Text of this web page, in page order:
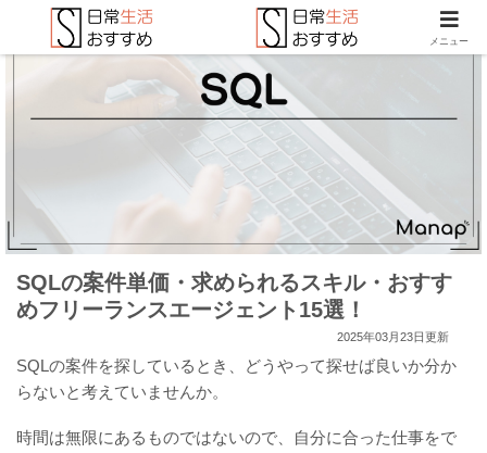
SQLの案件単価・求められるスキル・おすす
めフリーランスエージェント15選！
2025年03月23日更新
SQLの案件を探しているとき、どうやって探せば良いか分か
らないと考えていませんか。
時間は無限にあるものではないので、自分に合った仕事をで
メニュー